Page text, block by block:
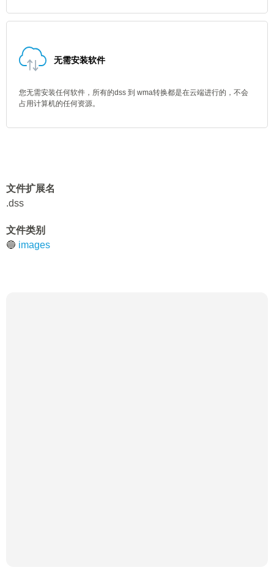
无需安装软件
您无需安装任何软件，所有的dss 到 wma转换都是在云端进行的，不会
占用计算机的任何资源。
文件扩展名
.dss
文件类别
🔵 images